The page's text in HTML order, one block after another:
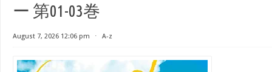
ー 第01-03巻
August 7, 2026 12:06 pm ⋅ A-z